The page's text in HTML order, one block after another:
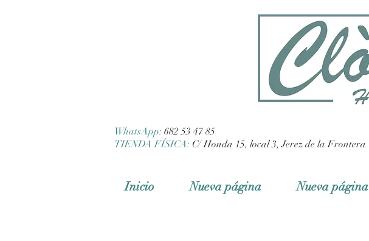
WhatsApp: 682 53 47 85
TIENDA FÍSICA: C/ Honda 15, local 3, Jerez de la Frontera
Inicio Nueva página Nueva página